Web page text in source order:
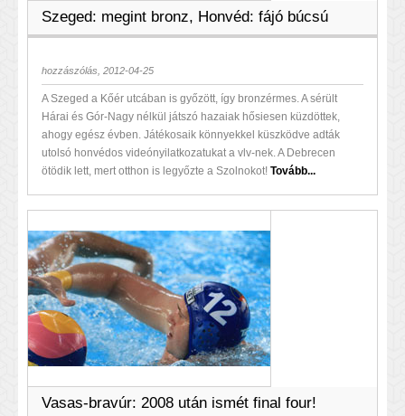
Szeged: megint bronz, Honvéd: fájó búcsú
hozzászólás, 2012-04-25
A Szeged a Kőér utcában is győzött, így bronzérmes. A sérült
Hárai és Gór-Nagy nélkül játszó hazaiak hősiesen küzdöttek,
ahogy egész évben. Játékosaik könnyekkel küszködve adták
utolsó honvédos videónyilatkozatukat a vlv-nek. A Debrecen
ötödik lett, mert otthon is legyőzte a Szolnokot! Tovább...
Vasas-bravúr: 2008 után ismét final four!